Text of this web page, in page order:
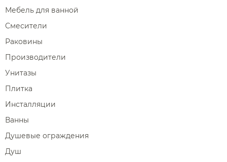
Мебель для ванной
Смесители
Раковины
Производители
Унитазы
Плитка
Инсталляции
Ванны
Душевые ограждения
Душ